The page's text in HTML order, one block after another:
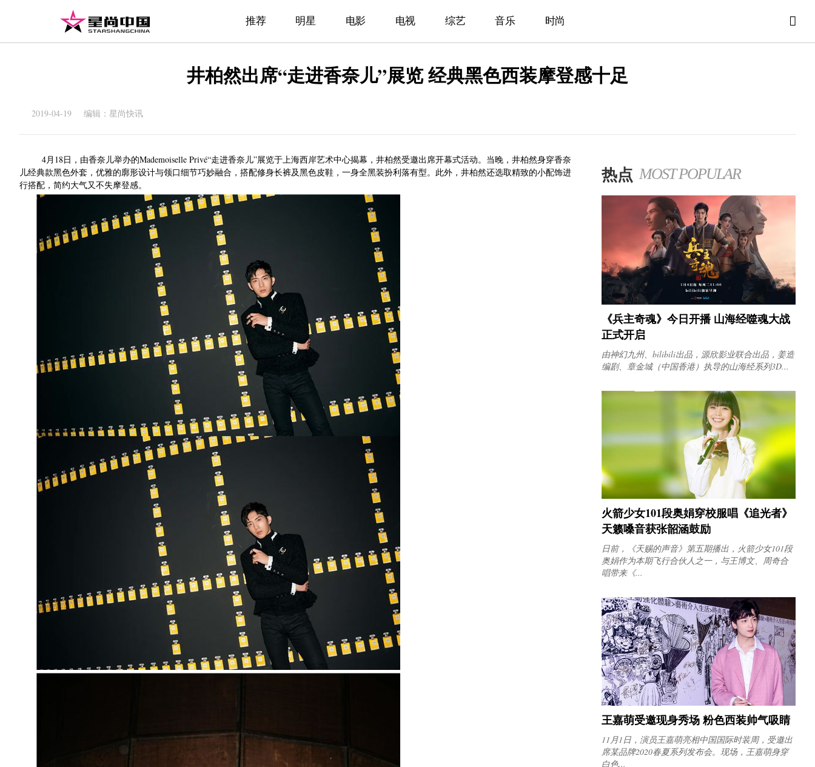
推荐 明星 电影 电视 综艺 音乐 时尚
井柏然出席“走进香奈儿”展览 经典黑色西装摩登感十足
2019-04-19 编辑：星尚快讯
4月18日，由香奈儿举办的Mademoiselle Privé“走进香奈儿”展览于上海西岸艺术中心揭幕，井柏然受邀出席开幕式活动。当晚，井柏然身穿香奈
儿经典款黑色外套，优雅的廓形设计与领口细节巧妙融合，搭配修身长裤及黑色皮鞋，一身全黑装扮利落有型。此外，井柏然还选取精致的小配饰进
行搭配，简约大气又不失摩登感。
热点 MOST POPULAR
《兵主奇魂》今日开播 山海经噬魂大战
正式开启
由神幻九州、bilibili出品，源欣影业联合出品，姜造
编剧、章金城（中国香港）执导的山海经系列3D...
火箭少女101段奥娟穿校服唱《追光者》
天籁嗓音获张韶涵鼓励
日前，《天赐的声音》第五期播出，火箭少女101段
奥娟作为本期飞行合伙人之一，与王博文、周奇合
唱带来《...
王嘉萌受邀现身秀场 粉色西装帅气吸睛
11月1日，演员王嘉萌亮相中国国际时装周，受邀出
席某品牌2020春夏系列发布会。现场，王嘉萌身穿
白色...